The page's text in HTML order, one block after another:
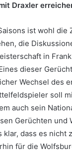
Draxler
ist wohl die
die
in
dieser
Wechsel des
soll
auch sein
Gerüchten und
dass es
für die